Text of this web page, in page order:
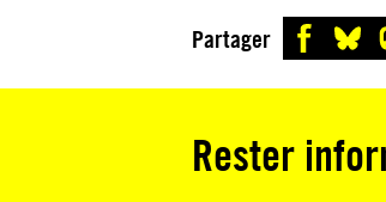
Partager
Rester